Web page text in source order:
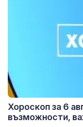
Хороскоп за 6
възможности,